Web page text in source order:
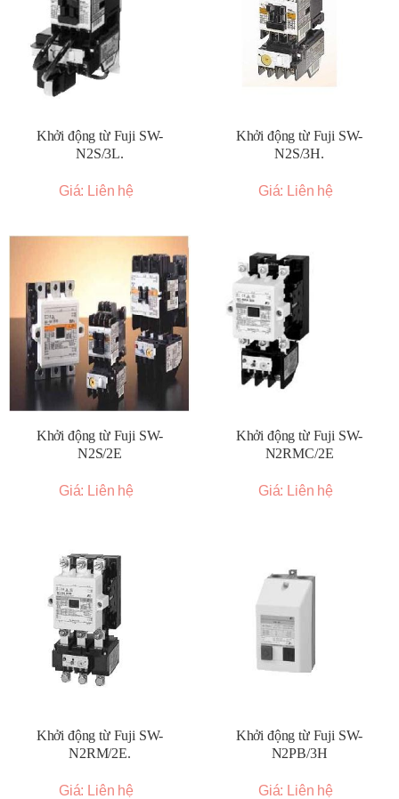
Khởi động từ Fuji SW-
N2S/3L.
Giá: Liên hệ
Khởi động từ Fuji SW-
N2S/3H.
Giá: Liên hệ
Khởi động từ Fuji SW-
N2S/2E
Giá: Liên hệ
Khởi động từ Fuji SW-
N2RMC/2E
Giá: Liên hệ
Khởi động từ Fuji SW-
N2RM/2E.
Giá: Liên hệ
Khởi động từ Fuji SW-
N2PB/3H
Giá: Liên hệ